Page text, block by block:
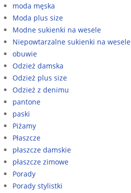
moda męska
Moda plus size
Modne sukienki na wesele
Niepowtarzalne sukienki na wesele
obuwie
Odzież damska
Odzież plus size
Odzież z denimu
pantone
paski
Piżamy
Płaszcze
płaszcze damskie
płaszcze zimowe
Porady
Porady stylistki